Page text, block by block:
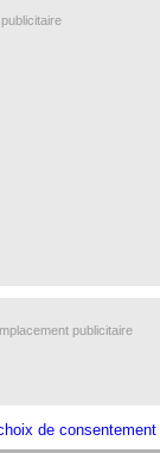
publicitaire
de consentement